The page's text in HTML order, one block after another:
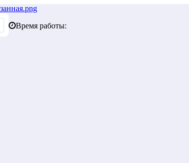
Время работы: